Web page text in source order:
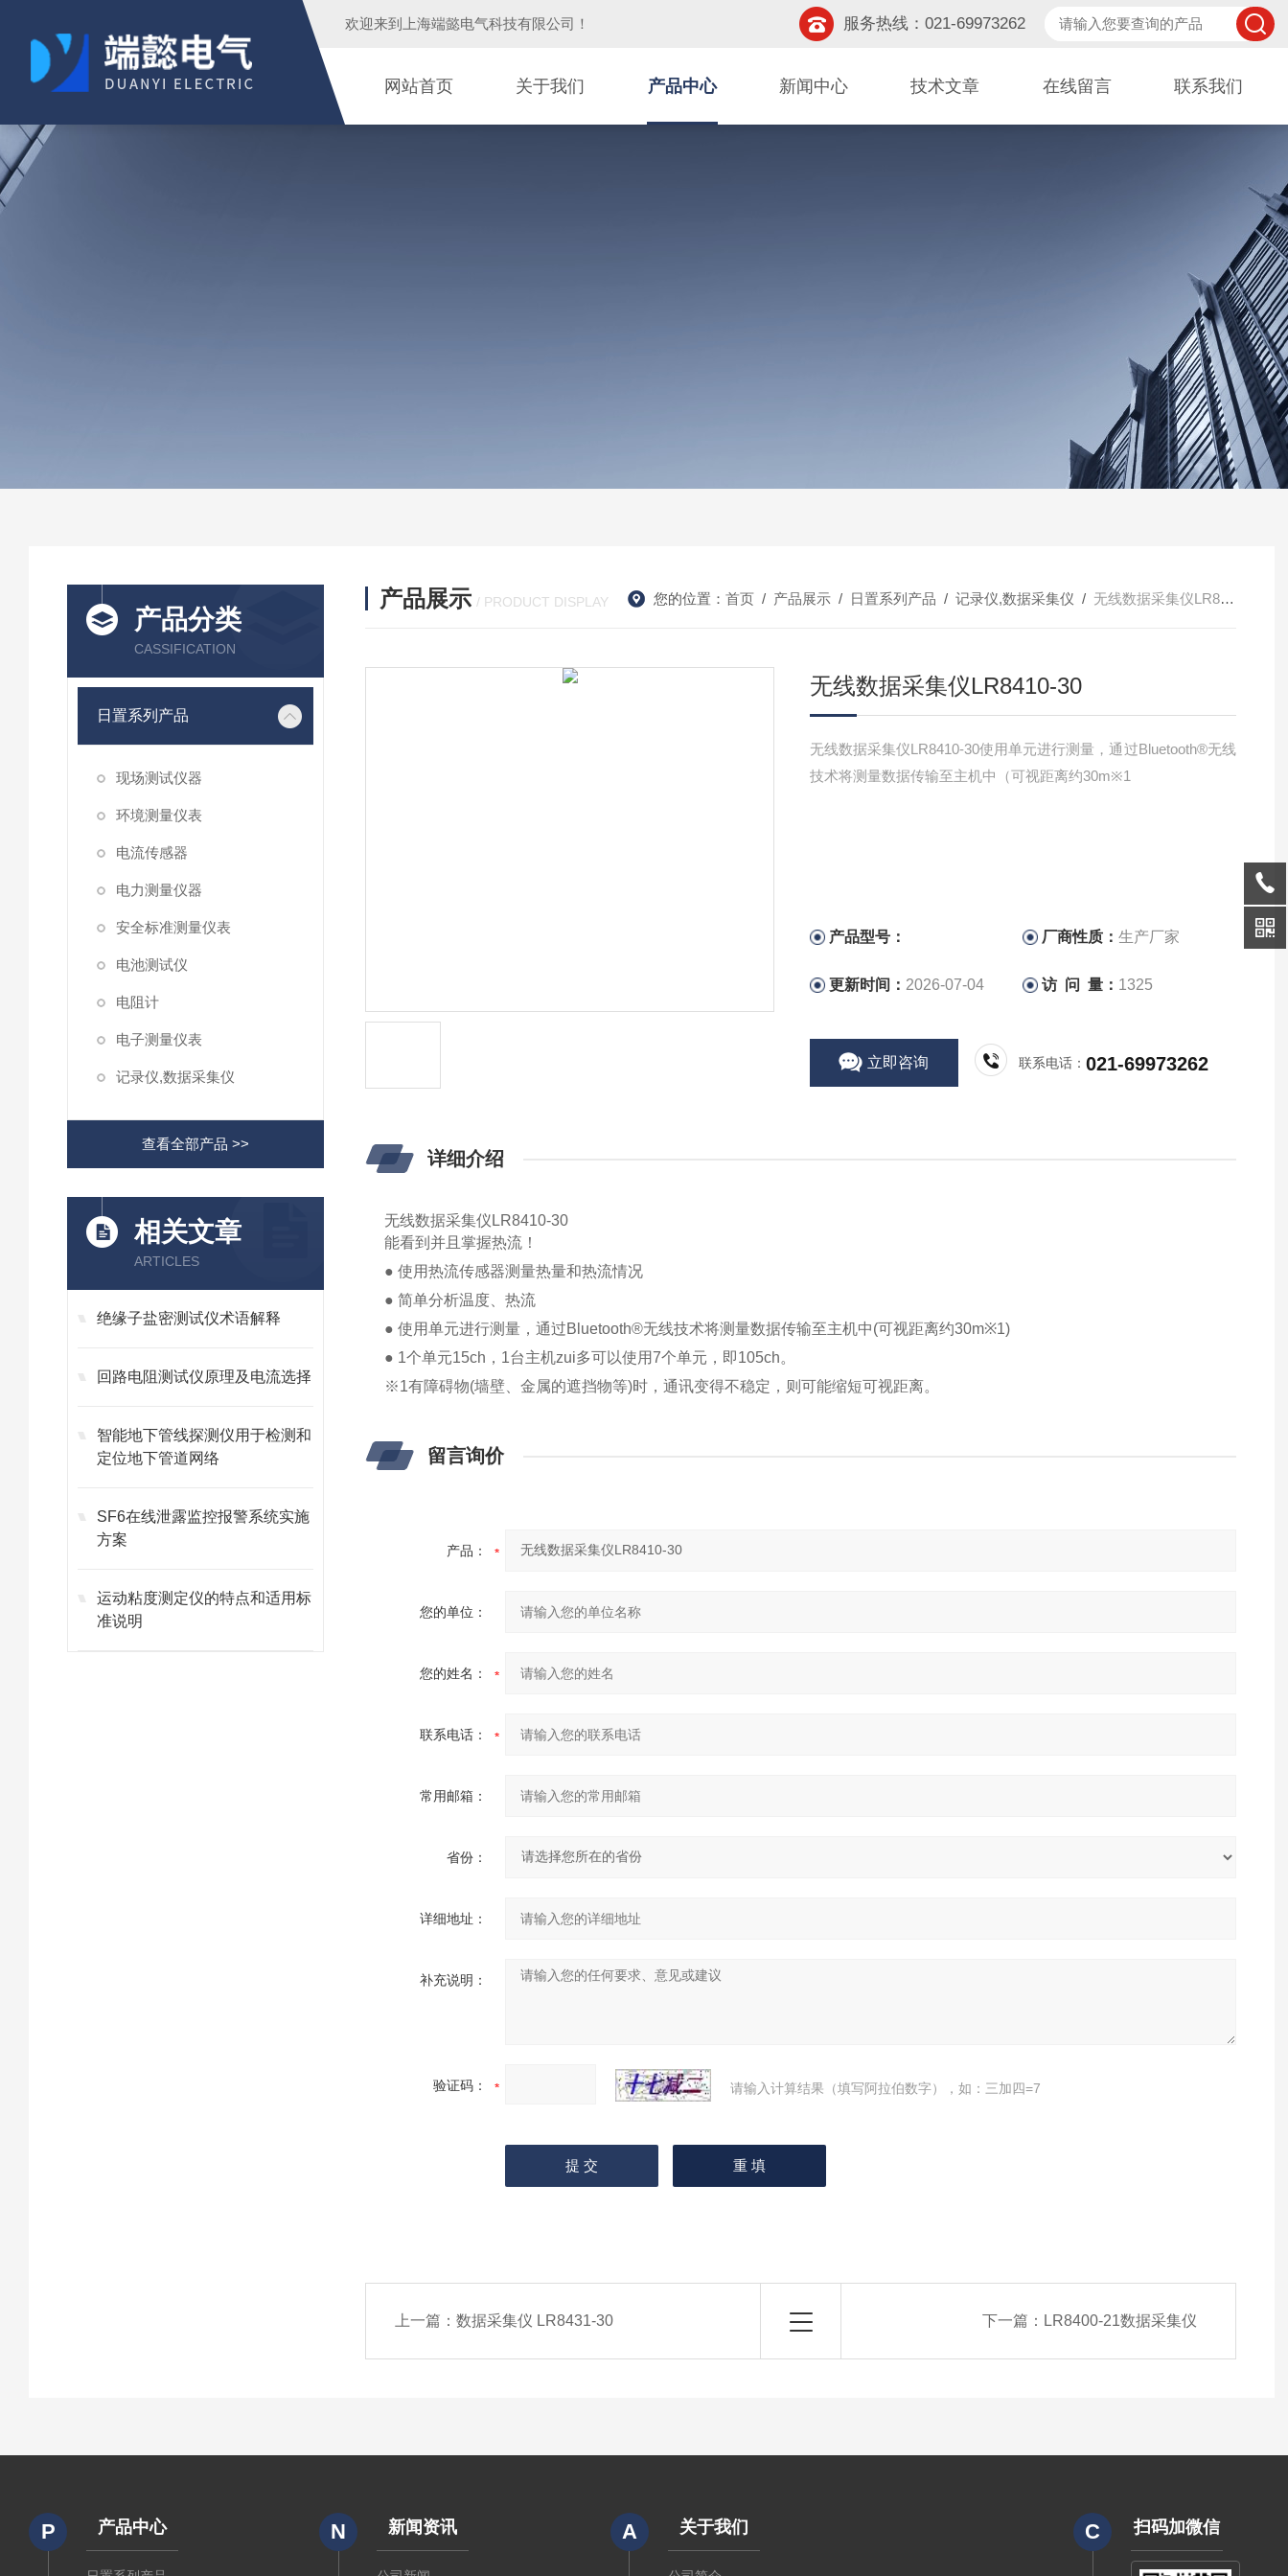
欢迎来到 上海端懿电气科技有限公司 ！ 服务热线：021-69973262
网站首页 关于我们 产品中心 新闻中心 技术文章 在线留言 联系我们
产品分类
CASSIFICATION
日置系列产品
现场测试仪器
环境测量仪表
电流传感器
电力测量仪器
安全标准测量仪表
电池测试仪
电阻计
电子测量仪表
记录仪,数据采集仪
查看全部产品 >>
相关文章
ARTICLES
绝缘子盐密测试仪术语解释
回路电阻测试仪原理及电流选择
智能地下管线探测仪用于检测和
定位地下管道网络
SF6在线泄露监控报警系统实施
方案
运动粘度测定仪的特点和适用标
准说明
产品展示 / PRODUCT DISPLAY 您的位置： 首页/ 产品展示/ 日置系列产品 / 记录仪,数据采集仪 / 无线数据采集仪LR8410-30
无线数据采集仪LR8410-30
无线数据采集仪LR8410-30使用单元进行测量，通过Bluetooth®无线
技术将测量数据传输至主机中（可视距离约30m※1
产品型号： 厂商性质：生产厂家
更新时间： 2026-07-04 访 问 量： 1325
立即咨询 联系电话：021-69973262
详细介绍
无线数据采集仪LR8410-30
能看到并且掌握热流！
● 使用热流传感器测量热量和热流情况
● 简单分析温度、热流
● 使用单元进行测量，通过Bluetooth®无线技术将测量数据传输至主机中(可视距离约30m※1)
● 1个单元15ch，1台主机zui多可以使用7个单元，即105ch。
※1有障碍物(墙壁、金属的遮挡物等)时，通讯变得不稳定，则可能缩短可视距离。
留言询价
产品：
您的单位：
您的姓名：
联系电话：
常用邮箱：
省份：
详细地址：
补充说明：
验证码： 请输入计算结果（填写阿拉伯数字），如：三加四=7
上一篇：数据采集仪 LR8431-30 下一篇： LR8400-21数据采集仪
P 产品中心 N 新闻资讯 A 关于我们 C 扫码加微信